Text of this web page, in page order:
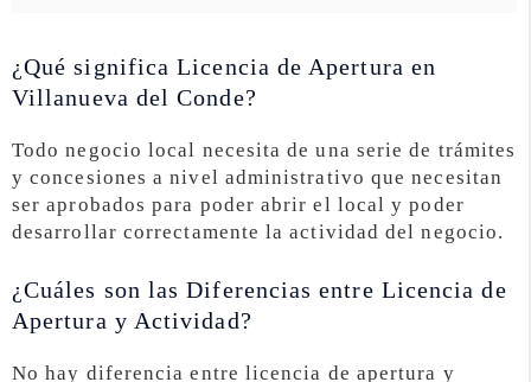
¿Qué significa Licencia de Apertura en
Villanueva del Conde?
Todo negocio local necesita de una serie de trámites
y concesiones a nivel administrativo que necesitan
ser aprobados para poder abrir el local y poder
desarrollar correctamente la actividad del negocio.
¿Cuáles son las Diferencias entre Licencia de
Apertura y Actividad?
No hay diferencia entre licencia de apertura y